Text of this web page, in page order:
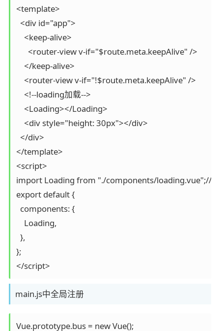
<template>
  <div id="app">
    <keep-alive>
      <router-view v-if="$route.meta.keepAlive" />
    </keep-alive>
    <router-view v-if="!$route.meta.keepAlive" />
    <!--loading加载-->
    <Loading></Loading>
    <div style="height: 30px"></div>
  </div>
</template>
<script>
import Loading from "./components/loading.vue";//
export default {
  components: {
    Loading,
  },
};
main.js中全局注册
Vue.prototype.bus = new Vue();